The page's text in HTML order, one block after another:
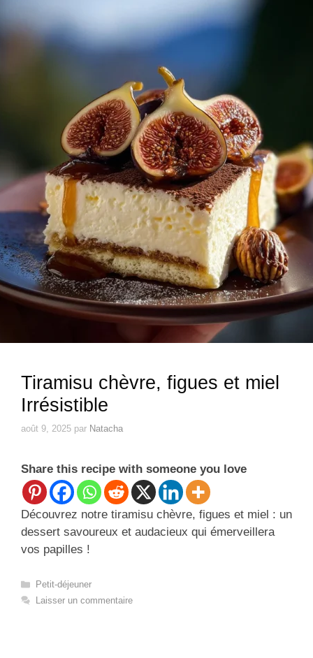
Tiramisu chèvre, figues et miel
Irrésistible
août 9, 2025 par Natacha
Share this recipe with someone you love
Découvrez notre tiramisu chèvre, figues et miel : un
dessert savoureux et audacieux qui émerveillera
vos papilles !
Catégories
Petit-déjeuner
Laisser un commentaire